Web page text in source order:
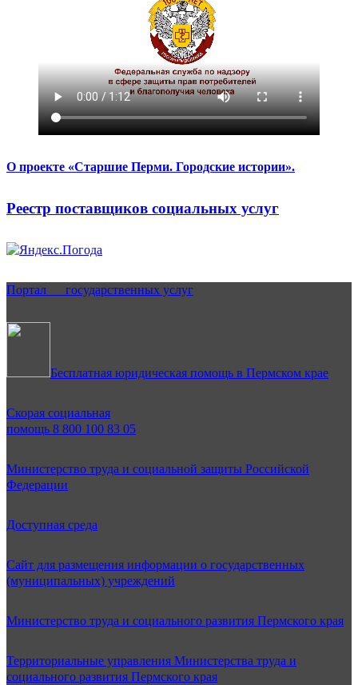
О проекте «Старшие Перми. Городские истории».
Реестр поставщиков социальных услуг
Портал государственных услуг
Бесплатная юридическая помощь в Пермском крае
Скорая социальная
помощь 8 800 100 83 05
Министерство труда и социальной защиты Российской
Федерации
Доступная среда
Сайт для размещения информации о государственных
(муниципальных) учреждений
Министерство труда и социального развития Пермского края
Территориальные управления Министерства труда и
социального развития Пермского края